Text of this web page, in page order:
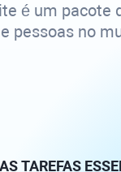
é um
pessoas no
TAREFAS